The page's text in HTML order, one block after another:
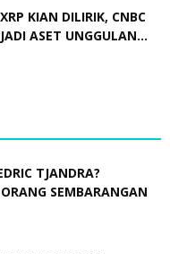
KIAN DILIRIK, CNBC
ASET UNGGULAN...
TJANDRA?
SEMBARANGAN